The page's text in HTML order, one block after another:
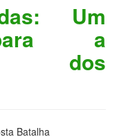
Um
a
dos
Batalha